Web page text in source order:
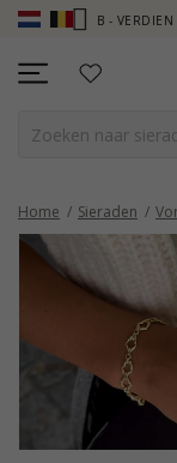
- VERDIEN PUNTEN
Home Sieraden